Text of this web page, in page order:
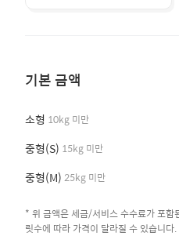
기본 금액
소형 10kg 미만
중형(S) 15kg 미만
중형(M) 25kg 미만
* 위 금액은 세금/서비스 수수료가 포
릿수에 따라 가격이 달라질 수 있습니다.